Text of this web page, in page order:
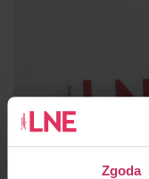
Zgoda
PYTANIE